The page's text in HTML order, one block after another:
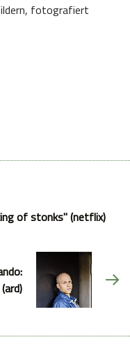
fotografiert
of stonks" (netflix)